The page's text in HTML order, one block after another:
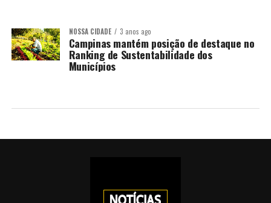
NOSSA CIDADE 3 anos ago
Campinas mantém posição de destaque no
Ranking de Sustentabilidade dos
Municípios